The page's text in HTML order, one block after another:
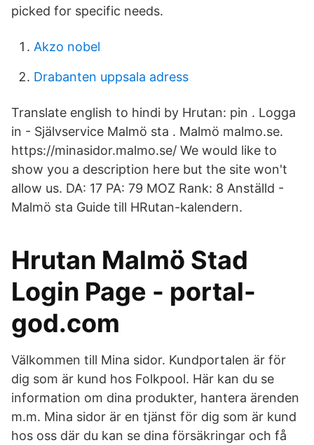
picked for specific needs.
Akzo nobel
Drabanten uppsala adress
Translate english to hindi by Hrutan: pin . Logga
in - Självservice Malmö sta . Malmö malmo.se.
https://minasidor.malmo.se/ We would like to
show you a description here but the site won't
allow us. DA: 17 PA: 79 MOZ Rank: 8 Anställd -
Malmö sta Guide till HRutan-kalendern.
Hrutan Malmö Stad
Login Page - portal-
god.com
Välkommen till Mina sidor. Kundportalen är för
dig som är kund hos Folkpool. Här kan du se
information om dina produkter, hantera ärenden
m.m. Mina sidor är en tjänst för dig som är kund
hos oss där du kan se dina försäkringar och få